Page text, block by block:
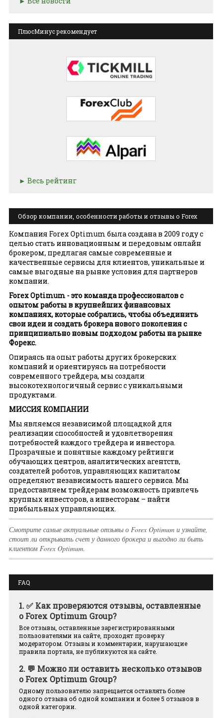
ПлюсМинус рекомендует
Весь рейтинг
Обзор компании, особенности работы и отзывы о Forex
Optimum Group
Компания Forex Optimum была создана в 2009 году с
целью стать инновационным и передовым онлайн
брокером, предлагая самые современные и
качественные сервисы для клиентов, уникальные и
самые выгодные на рынке условия для партнеров
компании.
Forex Optimum - это команда профессионалов с
опытом работы в крупнейших финансовых
компаниях, которые собрались, чтобы объединить
свои идеи и создать брокера нового поколения с
принципиально новым подходом работы на рынке
Форекс.
Опираясь на опыт работы других брокерских
компаний и ориентируясь на потребности
современного трейдера, мы создали
высокотехнологичный сервис с уникальными
продуктами.
МИССИЯ КОМПАНИИ
Мы являемся независимой площадкой для
реализации способностей и удовлетворения
потребностей каждого трейдера и инвестора.
Прозрачные и понятные каждому рейтинги
обучающих центров, аналитических агентств,
создателей роботов, управляющих капиталом
определяют независимость нашего сервиса. Мы
предоставляем трейдерам возможность привлечь
крупных инвесторов, а инвесторам – найти
прибыльных управляющих.
Смотрите самые актуальные отзывы о Forex Optimum и узнайте,
стоит ли открывать счет у данного брокера и выгодно ли быть
клиентом Forex Optimum.
FAQ
1.✅ Как проверяются отзывы, оставленные
о Forex Optimum Group?
Все отзывы, оставленные зарегистрированными
пользователями на сайте, проходят проверку
модератором. Отзывы и комментарии, нарушающие
правила портала, не публикуются на сайте.
2. 💬 Можно ли оставить несколько отзывов
о Forex Optimum Group?
Одному пользователю запрещается оставлять более
одного отзыва об одной компании и более 5 отзывов в
одной категории.